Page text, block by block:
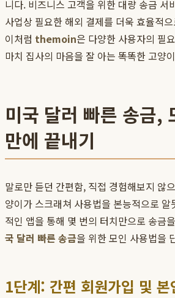
니다. 비즈니스 고객을 위한 대량 송금 서
사업상 필요한 해외 결제를 더욱 효율적
이처럼 themoin은 다양한 사용자의 필
마치 집사의 마음을 잘 아는 똑똑한 고양
미국 달러 빠른 송금,
만에 끝내기
말로만 듣던 간편함, 직접 경험해보지 않
양이가 스크래쳐 사용법을 본능적으로
적인 앱을 통해 몇 번의 터치만으로 송금
국 달러 빠른 송금을 위한 모인 사용법을
1단계: 간편 회원가입 및 본